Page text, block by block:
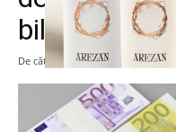
biletului
De către 7est - 19 ianuarie 2019